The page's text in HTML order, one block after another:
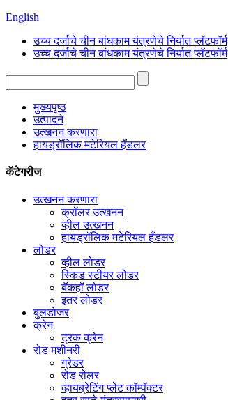
English
उच्च दर्जाचे चीन बांधकाम यंत्रणेचे निर्यात प्लॅटफॉर्म
उच्च दर्जाचे चीन बांधकाम यंत्रणेचे निर्यात प्लॅटफॉर्म
मुख्यपृष्ठ
उत्पादने
उत्खनन करणारा
हायड्रॉलिक मटेरियल हँडलर
कॅटेगरीज
उत्खनन करणारा
क्रॉलर उत्खनन
व्हील उत्खनन
हायड्रॉलिक मटेरियल हँडलर
लोडर
व्हील लोडर
स्किड स्टीयर लोडर
बॅकहॉ लोडर
इतर लोडर
बुलडोजर
क्रेन
ट्रक क्रेन
रोड मशीनरी
ग्रेडर
रोड रोलर
व्हायब्रेटिंग प्लेट कॉम्पॅक्टर